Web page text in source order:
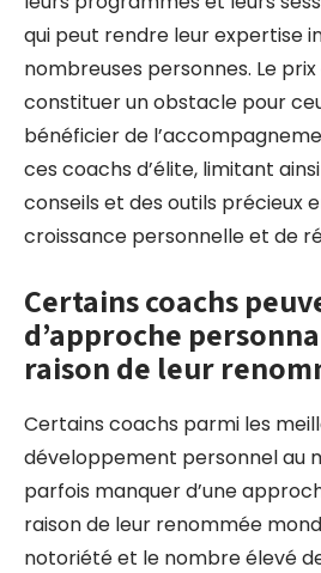
qui peut rendre leur expertise
nombreuses personnes. Le
constituer un obstacle pour
bénéficier de
ces coachs d’élite, limitant
conseils et des outils précieux
croissance personnelle et de
Certains coachs
d’approche
raison de leur
Certains coachs parmi les
développement personnel au
parfois manquer d’une
raison de leur renommée
notoriété et le nombre élevé